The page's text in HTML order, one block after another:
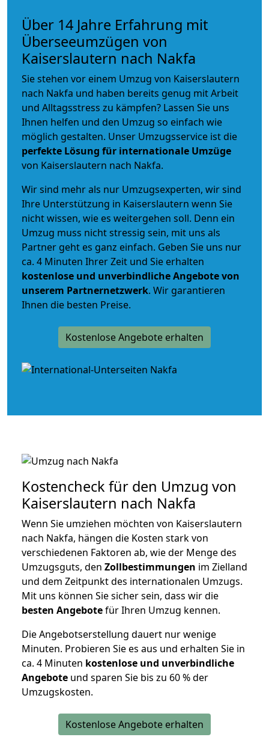
Über 14 Jahre Erfahrung mit
Überseeumzügen von
Kaiserslautern nach Nakfa
Sie stehen vor einem Umzug von Kaiserslautern
nach Nakfa und haben bereits genug mit Arbeit
und Alltagsstress zu kämpfen? Lassen Sie uns
Ihnen helfen und den Umzug so einfach wie
möglich gestalten. Unser Umzugsservice ist die
perfekte Lösung für internationale Umzüge
von Kaiserslautern nach Nakfa.
Wir sind mehr als nur Umzugsexperten, wir sind
Ihre Unterstützung in Kaiserslautern wenn Sie
nicht wissen, wie es weitergehen soll. Denn ein
Umzug muss nicht stressig sein, mit uns als
Partner geht es ganz einfach. Geben Sie uns nur
ca. 4 Minuten Ihrer Zeit und Sie erhalten
kostenlose und unverbindlicheAngebote von
unserem Partnernetzwerk. Wir garantieren
Ihnen die besten Preise.
Kostenlose Angebote erhalten
Kostencheck für den Umzug von
Kaiserslautern nach Nakfa
Wenn Sie umziehen möchten von Kaiserslautern
nach Nakfa, hängen die Kosten stark von
verschiedenen Faktoren ab, wie der Menge des
Umzugsguts, den Zollbestimmungen im Zielland
und dem Zeitpunkt des internationalen Umzugs.
Mit uns können Sie sicher sein, dass wir die
besten Angebotefür Ihren Umzug kennen.
Die Angebotserstellung dauert nur wenige
Minuten. Probieren Sie es aus und erhalten Sie in
ca. 4 Minuten kostenlose und unverbindliche
Angebote und sparen Sie bis zu 60 % der
Umzugskosten.
Kostenlose Angebote erhalten